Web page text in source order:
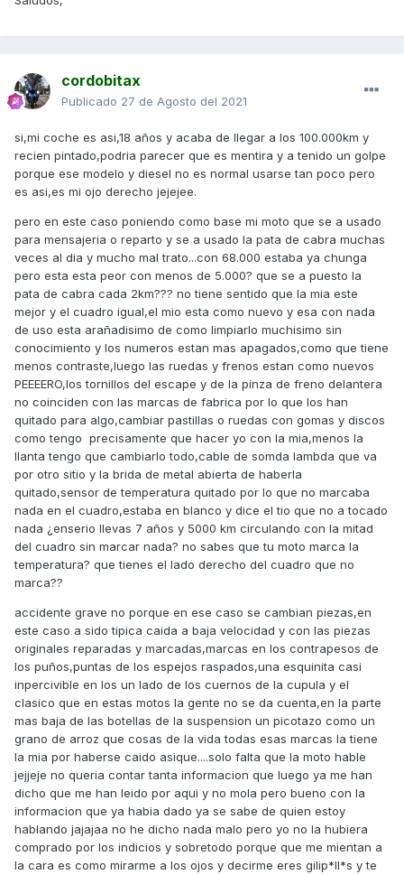
cordobitax
Publicado 27 de Agosto del 2021
si,mi coche es asi,18 años y acaba de llegar a los 100.000km y
recien pintado,podria parecer que es mentira y a tenido un golpe
porque ese modelo y diesel no es normal usarse tan poco pero
es asi,es mi ojo derecho jejejee.
pero en este caso poniendo como base mi moto que se a usado
para mensajeria o reparto y se a usado la pata de cabra muchas
veces al dia y mucho mal trato...con 68.000 estaba ya chunga
pero esta esta peor con menos de 5.000? que se a puesto la
pata de cabra cada 2km??? no tiene sentido que la mia este
mejor y el cuadro igual,el mio esta como nuevo y esa con nada
de uso esta arañadisimo de como limpiarlo muchisimo sin
conocimiento y los numeros estan mas apagados,como que tiene
menos contraste,luego las ruedas y frenos estan como nuevos
PEEEERO,los tornillos del escape y de la pinza de freno delantera
no coinciden con las marcas de fabrica por lo que los han
quitado para algo,cambiar pastillas o ruedas con gomas y discos
como tengo precisamente que hacer yo con la mia,menos la
llanta tengo que cambiarlo todo,cable de somda lambda que va
por otro sitio y la brida de metal abierta de haberla
quitado,sensor de temperatura quitado por lo que no marcaba
nada en el cuadro,estaba en blanco y dice el tio que no a tocado
nada ¿enserio llevas 7 años y 5000 km circulando con la mitad
del cuadro sin marcar nada? no sabes que tu moto marca la
temperatura? que tienes el lado derecho del cuadro que no
marca??
accidente grave no porque en ese caso se cambian piezas,en
este caso a sido tipica caida a baja velocidad y con las piezas
originales reparadas y marcadas,marcas en los contrapesos de
los puños,puntas de los espejos raspados,una esquinita casi
inpercivible en los un lado de los cuernos de la cupula y el
clasico que en estas motos la gente no se da cuenta,en la parte
mas baja de las botellas de la suspension un picotazo como un
grano de arroz que cosas de la vida todas esas marcas la tiene
la mia por haberse caido asique....solo falta que la moto hable
jejjeje no queria contar tanta informacion que luego ya me han
dicho que me han leido por aqui y no mola pero bueno con la
informacion que ya habia dado ya se sabe de quien estoy
hablando jajajaa no he dicho nada malo pero yo no la hubiera
comprado por los indicios y sobretodo porque que me mientan a
la cara es como mirarme a los ojos y decirme eres gilip*ll*s y te